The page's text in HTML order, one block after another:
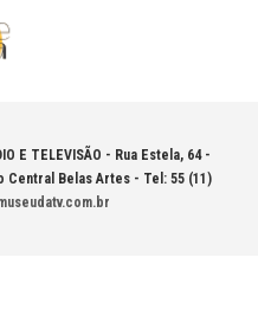
E TELEVISÃO - Rua Estela, 64 -
Central Belas Artes - Tel: 55 (11)